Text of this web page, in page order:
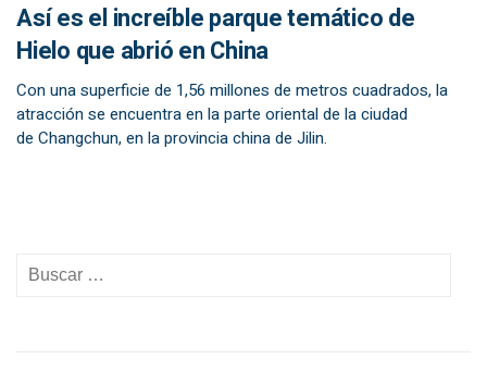
Así es el increíble parque temático de
Hielo que abrió en China
Con una superficie de 1,56 millones de metros cuadrados, la
atracción se encuentra en la parte oriental de la ciudad
de Changchun, en la provincia china de Jilin.